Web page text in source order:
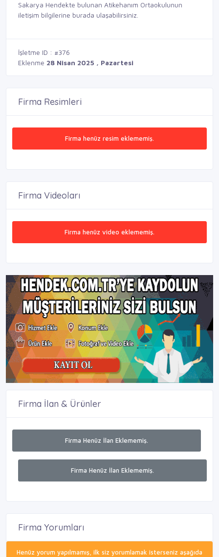
Sakarya Hendekte bulunan Atikehanım Ortaokulunun
iletişim bilgilerine burada ulaşabilirsiniz.
İşletme ID : #376
Eklenme 28 Nisan 2025 , Pazartesi
Firma Resimleri
Firma henüz resim eklememiş.
Firma Videoları
Firma henüz video eklememiş.
Firma İlan & Ürünler
Firma Henüz İlan Eklememiş.
Firma Henüz İlan Eklememiş.
Firma Yorumları
Henüz yorum yapılmamış, ilk siz yorumlamak isterseniz aşağıda